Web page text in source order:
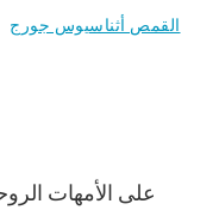
القمص أثناسيوس جورج
على الأمهات